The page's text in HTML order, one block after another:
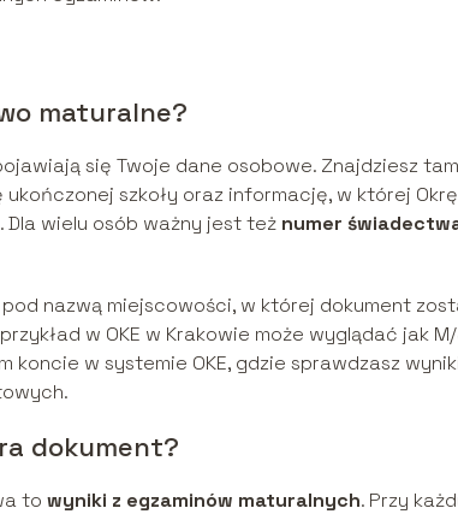
maturalne?
się Twoje dane osobowe. Znajdziesz tam
ukończonej szkoły oraz informację, w której
Dla wielu osób ważny jest też numer
nazwą miejscowości, w której dokument
w OKE w Krakowie może wyglądać jak M/
koncie w systemie OKE, gdzie sprawdzasz
dokument?
to wyniki z egzaminów maturalnych. Przy